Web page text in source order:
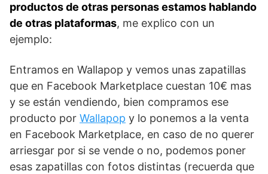
productos de otras personas estamos hablando
de otras plataformas, me explico con un
ejemplo:
Entramos en Wallapop y vemos unas zapatillas
que en Facebook Marketplace cuestan 10€ mas
y se están vendiendo, bien compramos ese
producto por Wallapop y lo ponemos a la venta
en Facebook Marketplace, en caso de no querer
arriesgar por si se vende o no, podemos poner
esas zapatillas con fotos distintas (recuerda que